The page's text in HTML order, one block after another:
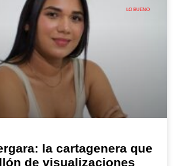
LO BUENO
la cartagenera que
de visualizaciones